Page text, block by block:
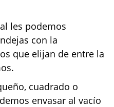
les podemos
con la
que elijan de entre la
cuadrado o
envasar al vacío